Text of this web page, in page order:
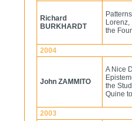
Richard
BURKHARDT
the
2004
John ZAMMITO
A Nice
the
Quine
2003